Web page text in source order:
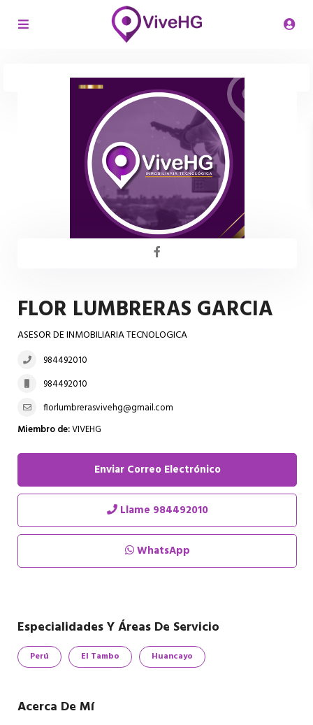
FLOR LUMBRERAS GARCIA
ASESOR DE INMOBILIARIA TECNOLOGICA
984492010
984492010
florlumbrerasvivehg@gmail.com
Miembro de:VIVEHG
Enviar Correo Electrónico
Llame 984492010
WhatsApp
Especialidades Y Áreas De Servicio
Perú El Tambo Huancayo
Acerca De Mí